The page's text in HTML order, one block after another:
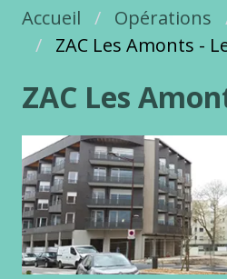
Fil d'Ariane
Accueil Opérations
ZAC Les Amonts -
ZAC Les